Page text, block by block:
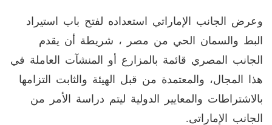
وعرض الجانب الإماراتي استعداده لفتح باب استيراد
البط والسمان الحي من مصر ، شريطة أن يقدم
الجانب المصري قائمة بالمزارع أو المنشآت العاملة في
هذا المجال، والمعتمدة من قبل الهيئة والثابت التزامها
بالاشتراطات والمعايير الدولية ليتم دراسة الأمر من
الجانب الإماراتى.